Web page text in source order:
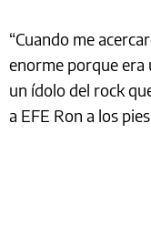
“Cuando me
enorme porque era
un ídolo del rock
a EFE Ron a los